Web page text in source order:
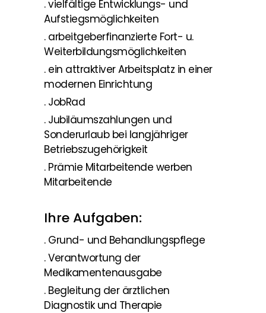
. vielfältige Entwicklungs- und
Aufstiegsmöglichkeiten
. arbeitgeberfinanzierte Fort- u.
Weiterbildungsmöglichkeiten
. ein attraktiver Arbeitsplatz in einer
modernen Einrichtung
. JobRad
. Jubiläumszahlungen und
Sonderurlaub bei langjähriger
Betriebszugehörigkeit
. Prämie Mitarbeitende werben
Mitarbeitende
Ihre Aufgaben:
. Grund- und Behandlungspflege
. Verantwortung der
Medikamentenausgabe
. Begleitung der ärztlichen
Diagnostik und Therapie